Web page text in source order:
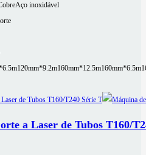
Aço inoxidável
120mm*9.2m160mm*12.5m160mm*6.5m
a Laser de Tubos T160/